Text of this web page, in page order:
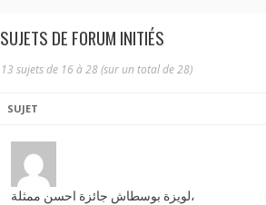
SUJETS DE FORUM INITIÉS
13 sujets de 16 à 28 (sur un total de 28)
SUJET
لويزة بوسطاش جائزة احسن ممثلة،